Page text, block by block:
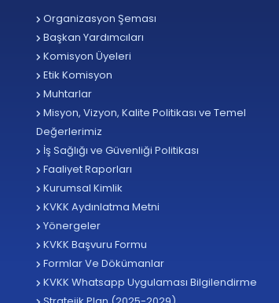
Organizasyon Şeması
Başkan Yardımcıları
Komisyon Üyeleri
Etik Komisyon
Muhtarlar
Misyon, Vizyon, Kalite Politikası ve Temel
Değerlerimiz
İş Sağlığı ve Güvenliği Politikası
Faaliyet Raporları
Kurumsal Kimlik
KVKK Aydınlatma Metni
Yönergeler
KVKK Başvuru Formu
Formlar Ve Dökümanlar
KVKK Whatsapp Uygulaması Bilgilendirme